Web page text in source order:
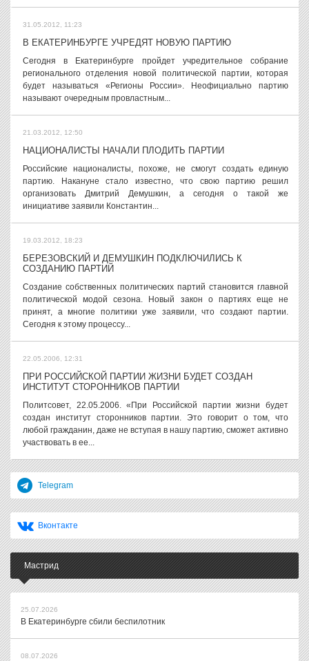
31.05.2012, 11:23
В ЕКАТЕРИНБУРГЕ УЧРЕДЯТ НОВУЮ ПАРТИЮ
Сегодня в Екатеринбурге пройдет учредительное собрание
регионального отделения новой политической партии, которая
будет называться «Регионы России». Неофициально партию
называют очередным провластным...
21.03.2012, 12:50
НАЦИОНАЛИСТЫ НАЧАЛИ ПЛОДИТЬ ПАРТИИ
Российские националисты, похоже, не смогут создать единую
партию. Накануне стало известно, что свою партию решил
организовать Дмитрий Демушкин, а сегодня о такой же
инициативе заявили Константин...
19.03.2012, 18:23
БЕРЕЗОВСКИЙ И ДЕМУШКИН ПОДКЛЮЧИЛИСЬ К
СОЗДАНИЮ ПАРТИЙ
Создание собственных политических партий становится главной
политической модой сезона. Новый закон о партиях еще не
принят, а многие политики уже заявили, что создают партии.
Сегодня к этому процессу...
22.05.2006, 12:31
ПРИ РОССИЙСКОЙ ПАРТИИ ЖИЗНИ БУДЕТ СОЗДАН
ИНСТИТУТ СТОРОННИКОВ ПАРТИИ
Политсовет, 22.05.2006. «При Российской партии жизни будет
создан институт сторонников партии. Это говорит о том, что
любой гражданин, даже не вступая в нашу партию, сможет активно
участвовать в ее...
Telegram
Вконтакте
Мастрид
25.07.2026
В Екатеринбурге сбили беспилотник
08.07.2026